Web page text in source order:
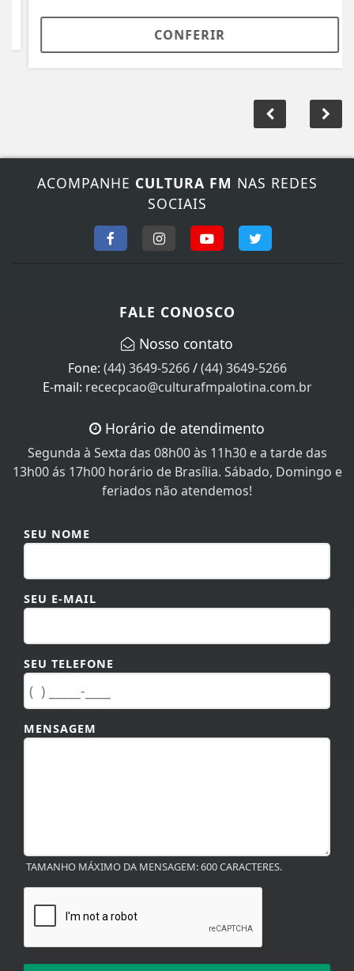
CONFERIR
ACOMPANHE CULTURA FM NAS REDES
SOCIAIS
FALE CONOSCO
Nosso contato
Fone: (44) 3649-5266/(44) 3649-5266
E-mail: rececpcao@culturafmpalotina.com.br
Horário de atendimento
Segunda à Sexta das 08h00 às 11h30 e a tarde das
13h00 ás 17h00 horário de Brasília. Sábado, Domingo e
feriados não atendemos!
SEU NOME
SEU E-MAIL
SEU TELEFONE
MENSAGEM
TAMANHO MÁXIMO DA MENSAGEM: 600 CARACTERES.